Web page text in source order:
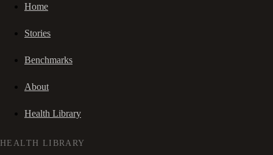
Home
Stories
Benchmarks
About
Health Library
HEALTH LIBRARY